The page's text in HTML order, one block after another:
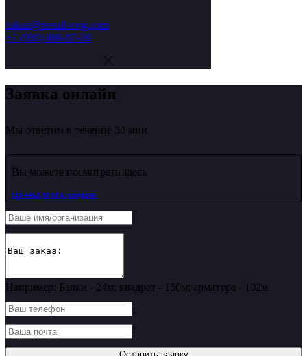
zakaz@metall-torg.com
+7 (980) 086-97-50
Заявка онлайн
Мы ответим в течение 30 мин
Вы можете посмотреть здесь
ЦЕНЫ И НАЛИЧИЕ
Например: Балки - 24м; квадрат - 150м; арматура - 102м